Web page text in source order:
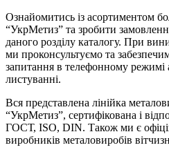
Ознайомитись із асортиментом
“УкрМетиз” та зробити
даного розділу каталогу. При
ми проконсультуємо та
запитання в телефонному режимі
листуванні.
Вся представлена ​​лінійка
“УкрМетиз”, сертифікована і
ГОСТ, ISO, DIN. Також ми є
виробників металовиробів